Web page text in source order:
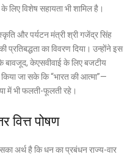
विशेष सहायता भी शामिल है।
और पर्यटन मंत्री श्री गजेंद्र सिंह
का विवरण दिया। उन्होंने इस
बावजूद, केएसवीवाई के लिए बजटीय
जा सके कि “भारत की आत्मा”—
में भी फलती-फूलती रहे।
वित्त पोषण
अर्थ है कि धन का प्रबंधन राज्य-वार